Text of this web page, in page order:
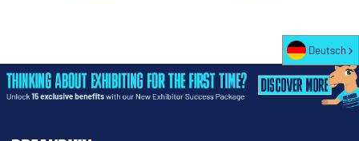
Deutsch